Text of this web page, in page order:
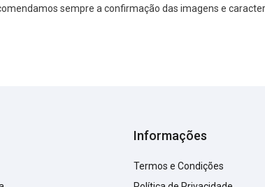
sempre a confirmação das imagens e
Informações
Termos e Condições